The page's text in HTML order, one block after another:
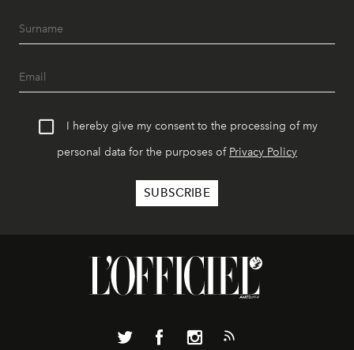
I hereby give my consent to the processing of my
personal data for the purposes of Privacy Policy